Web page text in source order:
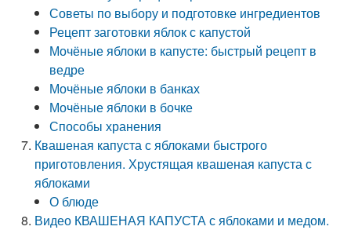
Советы по выбору и подготовке ингредиентов
Рецепт заготовки яблок с капустой
Мочёные яблоки в капусте: быстрый рецепт в
ведре
Мочёные яблоки в банках
Мочёные яблоки в бочке
Способы хранения
Квашеная капуста с яблоками быстрого
приготовления. Хрустящая квашеная капуста с
яблоками
О блюде
Видео КВАШЕНАЯ КАПУСТА с яблоками и медом.